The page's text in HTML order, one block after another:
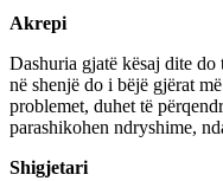
Akrepi
Dashuria gjatë kësaj dite do
në shenjë do i bëjë gjërat
problemet, duhet të
parashikohen ndryshime,
Shigjetari